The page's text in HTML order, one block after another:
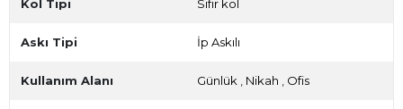
Kol Tipi Sıfır kol
Askı Tipi İp Askılı
Kullanım Alanı Günlük Nikah Ofis